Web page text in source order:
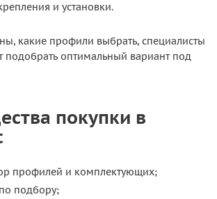
и установки.
какие профили выбрать, специалисты
подобрать оптимальный вариант под
покупки в
профилей и комплектующих;
подбору;